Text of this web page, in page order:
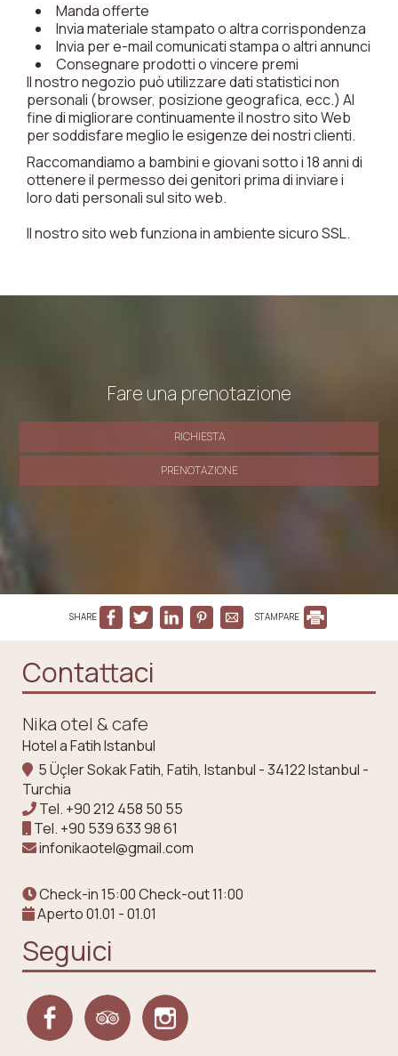
Manda offerte
Invia materiale stampato o altra corrispondenza
Invia per e-mail comunicati stampa o altri annunci
Consegnare prodotti o vincere premi
Il nostro negozio può utilizzare dati statistici non
personali (browser, posizione geografica, ecc.) Al
fine di migliorare continuamente il nostro sito Web
per soddisfare meglio le esigenze dei nostri clienti.
Raccomandiamo a bambini e giovani sotto i 18 anni di
ottenere il permesso dei genitori prima di inviare i
loro dati personali sul sito web.
Il nostro sito web funziona in ambiente sicuro SSL.
Fare una prenotazione
RICHIESTA
PRENOTAZIONE
SHARE STAMPARE
Contattaci
Nika otel & cafe
Hotel a Fatih Istanbul
5 Üçler Sokak Fatih, Fatih, Istanbul - 34122 Istanbul -
Turchia
Tel. +90 212 458 50 55
Tel. +90 539 633 98 61
infonikaotel@gmail.com
Check-in 15:00 Check-out 11:00
Aperto 01.01 - 01.01
Seguici